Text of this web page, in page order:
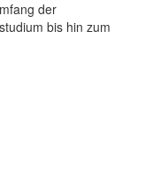
der
bis hin zum